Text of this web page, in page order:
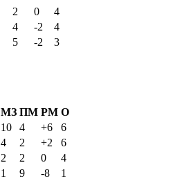
2 0
4
4 -2
4
5 -2
3
МЗ ПМ РМ О
10 4 +6
6
4 2 +2
6
2 2 0
4
1 9 -8
1